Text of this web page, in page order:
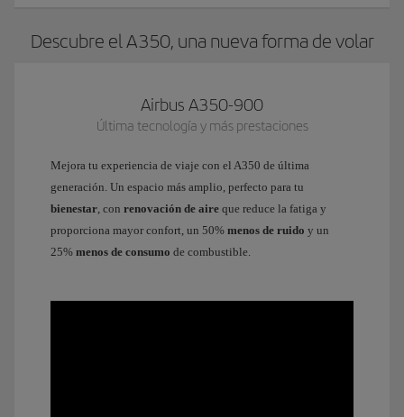
Descubre el A350, una nueva forma de volar
Airbus A350-900
Última tecnología y más prestaciones
Mejora tu experiencia de viaje con el A350 de última
generación. Un espacio más amplio, perfecto para tu
bienestar, con renovación de aire que reduce la fatiga y
proporciona mayor confort, un 50% menos de ruido y un
25% menos de consumo de combustible.